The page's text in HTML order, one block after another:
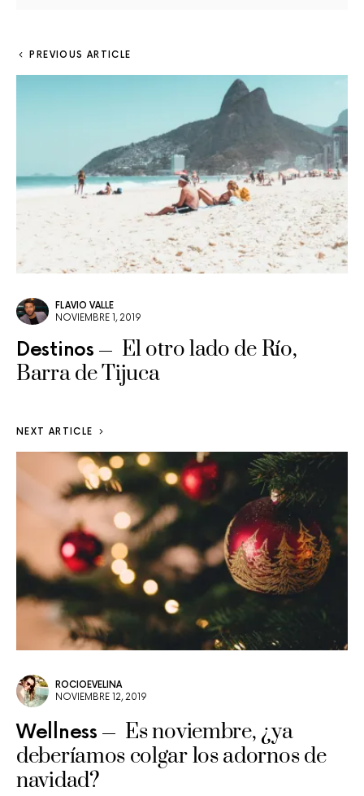
PREVIOUS ARTICLE
FLAVIO VALLE
NOVIEMBRE 1, 2019
Destinos
El otro lado de Río,
Barra de Tijuca
NEXT ARTICLE
ROCIOEVELINA
NOVIEMBRE 12, 2019
Wellness
Es noviembre, ¿ya
deberíamos colgar los adornos de
navidad?